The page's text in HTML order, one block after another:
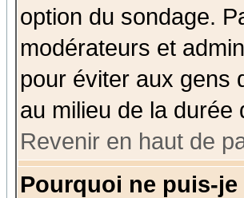
option du sondage.
modérateurs et
pour éviter aux gens
au milieu de la durée
Revenir en haut de
Pourquoi ne puis-